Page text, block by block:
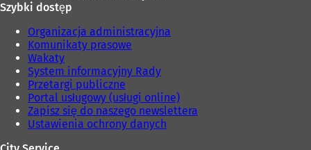
Szybki dostęp
Organizacja administracyjna
Komunikaty prasowe
Wakaty
System informacyjny Rady
Przetargi publiczne
Portal usługowy (usługi online)
Zapisz się do naszego newslettera
Ustawienia ochrony danych